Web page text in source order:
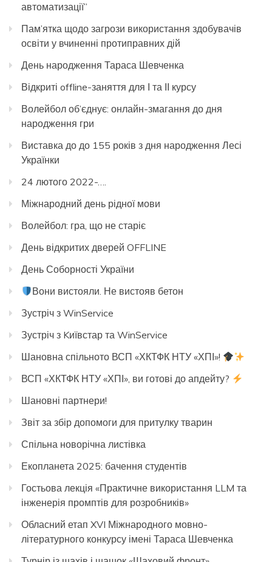
автоматизації”
Пам’ятка щодо загрози використання здобувачів
освіти у вчиненні протиправних дій
День народження Тараса Шевченка
Відкриті offline-заняття для І та ІІ курсу
Волейбол об’єднує: онлайн-змагання до дня
народження гри
Виставка до до 155 років з дня народження Лесі
Українки
24 лютого 2022-….
Міжнародний день рідної мови
Волейбол: гра, що не старіє
День відкритих дверей OFFLINE
День Соборності України
Вони вистояли. Не вистояв бетон
Зустріч з WinService
Зустріч з Kиївстар та WinService
Шановна спільното ВСП «ХКТФК НТУ «ХПІ»!
ВСП «ХКТФК НТУ «ХПІ», ви готові до апдейту?
Шановні партнери!
Звіт за збір допомоги для притулку тварин
Спільна новорічна листівка
Екопланета 2025: бачення студентів
Гостьова лекція «Практичне використання LLM та
інженерія промптів для розробників»
Обласний етап XVI Міжнародного мовно-
літературного конкурсу імені Тараса Шевченка